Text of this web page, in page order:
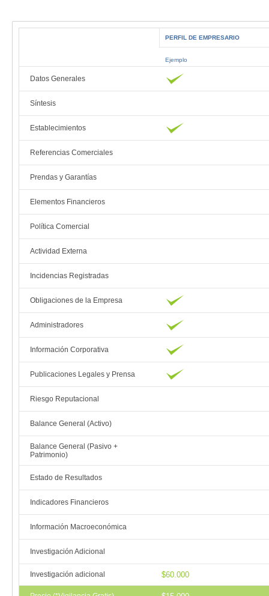
PERFIL DE EMPRESARIO
Ejemplo
Datos Generales
Síntesis
Establecimientos
Referencias Comerciales
Prendas y Garantías
Elementos Financieros
Política Comercial
Actividad Externa
Incidencias Registradas
Obligaciones de la Empresa
Administradores
Información Corporativa
Publicaciones Legales y Prensa
Riesgo Reputacional
Balance General (Activo)
Balance General (Pasivo +
Patrimonio)
Estado de Resultados
Indicadores Financieros
Información Macroeconómica
Investigación Adicional
Investigación adicional $60.000